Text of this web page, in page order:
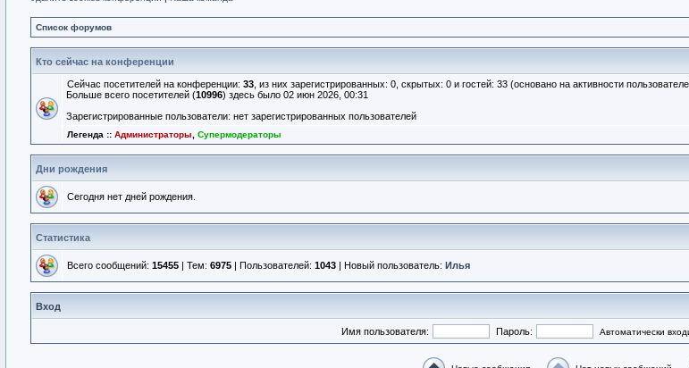
Список форумов
Кто сейчас на конференции
Сейчас посетителей на конференции: 33 , из них зарегистрированных: 0, скрытых: 0 и гостей: 33 (основано на активности
Больше всего посетителей (10996) здесь было 02 июн 2026, 00:31
Зарегистрированные пользователи: нет зарегистрированных пользователей
Легенда :: Администраторы Супермодераторы
Дни рождения
Сегодня нет дней рождения.
Статистика
Всего сообщений: 15455 | Тем: 6975 | Пользователей: 1043 | Новый пользователь: Илья
Вход
Имя пользователя: Пароль: Автоматически